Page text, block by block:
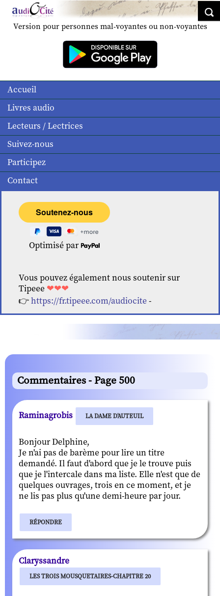
Version pour personnes mal-voyantes ou non-voyantes
Accueil
Livres audio
Lecteurs / Lectrices
Suivez-nous
Participez
Contact
Optimisé par
Vous pouvez également nous soutenir sur
Tipeee ❤❤❤
👉https://fr.tipeee.com/audiocite -
Commentaires - Page 500
Raminagrobis LA DAME D'AUTEUIL
Bonjour Delphine,
Je n'ai pas de barème pour lire un titre
demandé. Il faut d'abord que je le trouve puis
que je l'intercale dans ma liste. Elle n'est que de
quelques ouvrages, trois en ce moment, et je
ne lis pas plus qu'une demi-heure par jour.
RÉPONDRE
Claryssandre
LES TROIS MOUSQUETAIRES-CHAPITRE 20